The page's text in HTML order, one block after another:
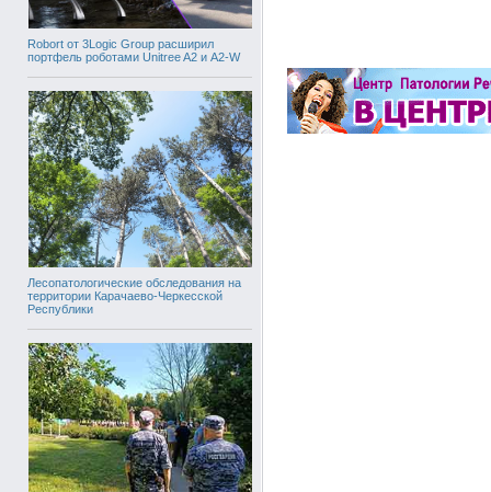
Robort от 3Logic Group расширил
портфель роботами Unitree A2 и A2-W
Лесопатологические обследования на
территории Карачаево-Черкесской
Республики